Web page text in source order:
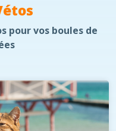
pour vos boules de